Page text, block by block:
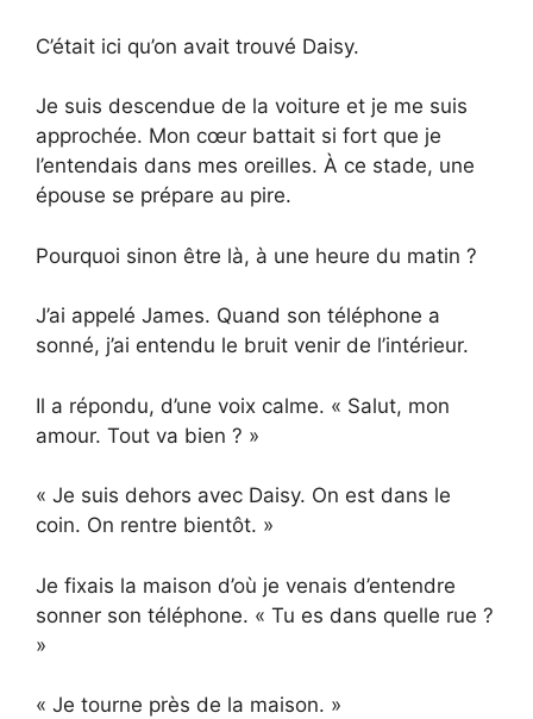
C’était ici qu’on avait trouvé Daisy.
Je suis descendue de la voiture et je me suis
approchée. Mon cœur battait si fort que je
l’entendais dans mes oreilles. À ce stade, une
épouse se prépare au pire.
Pourquoi sinon être là, à une heure du matin ?
J’ai appelé James. Quand son téléphone a
sonné, j’ai entendu le bruit venir de l’intérieur.
Il a répondu, d’une voix calme. « Salut, mon
amour. Tout va bien ? »
« Je suis dehors avec Daisy. On est dans le
coin. On rentre bientôt. »
Je fixais la maison d’où je venais d’entendre
sonner son téléphone. « Tu es dans quelle rue ?
»
« Je tourne près de la maison. »